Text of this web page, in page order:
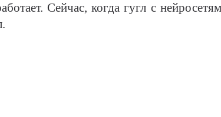
Сейчас, когда гугл с